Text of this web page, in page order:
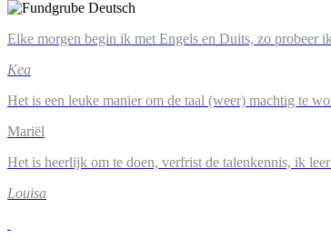
Elke morgen begin ik met Engels en Duits, zo probeer
Kea
Het is een leuke manier om de taal (weer) machtig te
Mariël
Het is heerlijk om te doen, verfrist de talenkennis, ik
Louisa